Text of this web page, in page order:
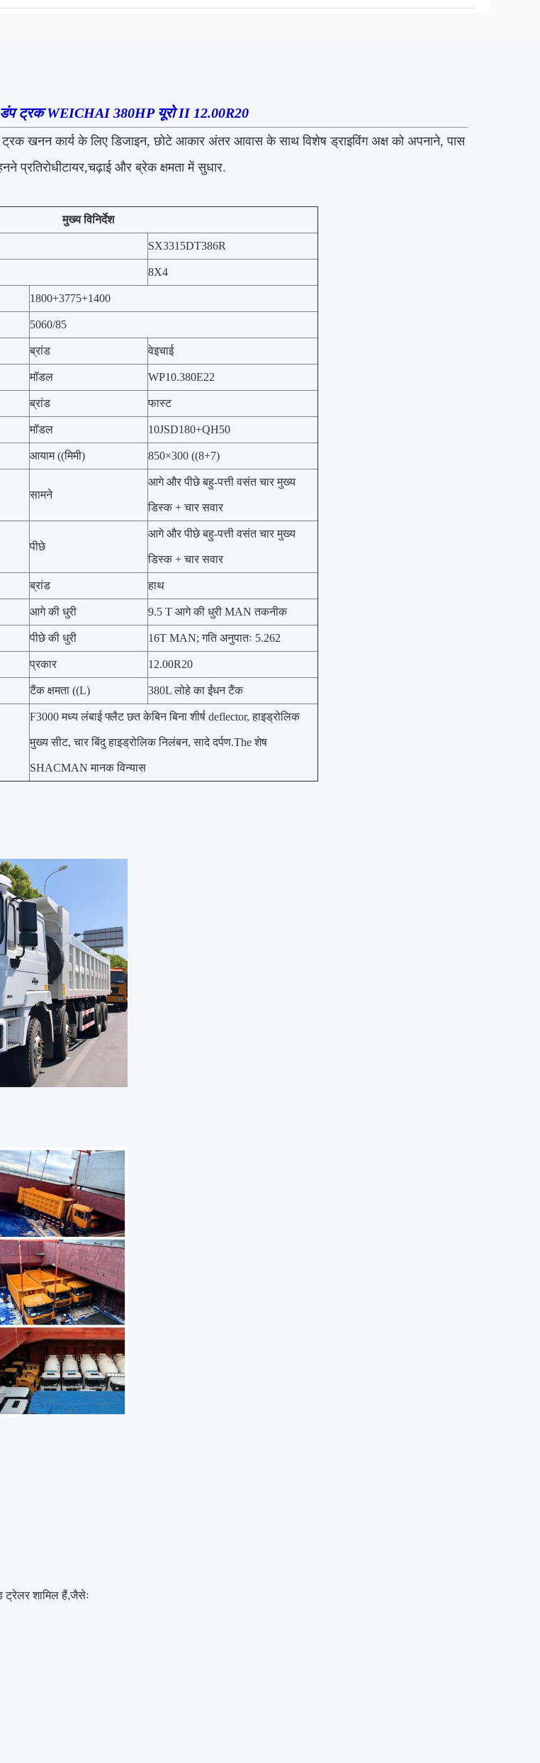
ट्रक WEICHAI 380HP यूरो II 12.00R20
खनन कार्य के लिए डिजाइन, छोटे आकार अंतर आवास के साथ विशेष ड्राइविंग अक्ष को अपनाने, पास
प्रतिरोधीटायर,चढ़ाई और ब्रेक क्षमता में सुधार.
मुख्य विनिर्देश
SX3315DT386R
8X4
1800+3775+1400
5060/85
ब्रांड वेइचाई
मॉडल WP10.380E22
ब्रांड फास्ट
मॉडल 10JSD180+QH50
आयाम ((मिमी) 850×300 ((8+7)
सामने
आगे और पीछे बहु-पत्ती वसंत चार मुख्य
डिस्क + चार सवार
पीछे
आगे और पीछे बहु-पत्ती वसंत चार मुख्य
डिस्क + चार सवार
ब्रांड हाथ
आगे की धुरी 9.5 T आगे की धुरी MAN तकनीक
पीछे की धुरी 16T MAN; गति अनुपातः 5.262
प्रकार 12.00R20
टैंक क्षमता ((L) 380L लोहे का ईंधन टैंक
F3000 मध्य लंबाई फ्लैट छत केबिन बिना शीर्ष deflector, हाइड्रोलिक
मुख्य सीट, चार बिंदु हाइड्रोलिक निलंबन, सादे दर्पण.The शेष
SHACMAN मानक विन्यास
ट्रेलर शामिल हैं,जैसेः